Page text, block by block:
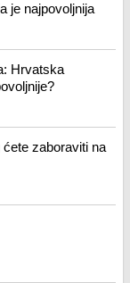
je najpovoljnija
Hrvatska
zaboraviti na